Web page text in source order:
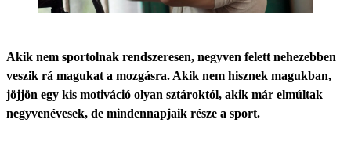
Akik nem sportolnak rendszeresen, negyven felett nehezebben
veszik rá magukat a mozgásra. Akik nem hisznek magukban,
jöjjön egy kis motiváció olyan sztároktól, akik már elmúltak
negyvenévesek, de mindennapjaik része a sport.